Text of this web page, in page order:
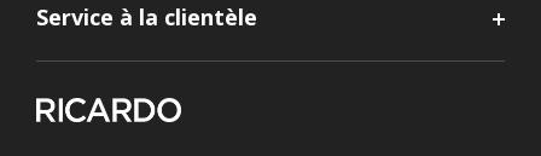
Service à la clientèle